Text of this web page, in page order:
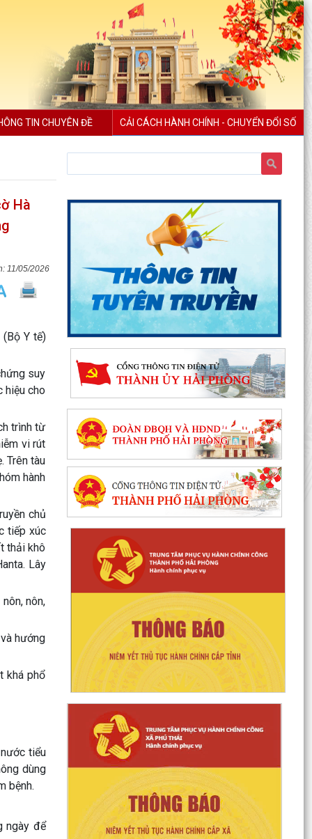
TIN CHUYÊN ĐỀ CẢI CÁCH HÀNH CHÍNH - CHUYỂN ĐỔI SỐ
Hà
11/05/2026
Y tế)
suy
hiệu cho
trình từ
vi rút
Trên tàu
hành
chủ
tiếp xúc
thải khô
Lây
nôn,
hướng
khá phổ
tiểu
dùng
bệnh.
ngày để